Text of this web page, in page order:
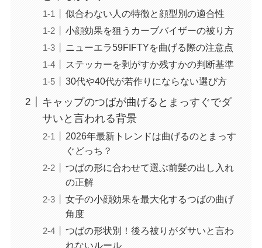
似合わない人の特徴と顔型別の適合性
小顔効果を狙うカーブバイザーの被り方
ニューエラ59FIFTYを曲げる際の注意点
ステッカーを剥がすか残すかの判断基準
30代や40代が若作りにならない選び方
キャップのつばが曲げるとまっすぐでダ
サいと言われる背景
2026年最新トレンドは曲げるのとまっす
ぐどっち？
つばの形に合わせて選ぶ前髪の出し入れ
の正解
女子の小顔効果を最大化するつばの曲げ
角度
つばの形状別！後ろ被りがダサいと言わ
れないルール